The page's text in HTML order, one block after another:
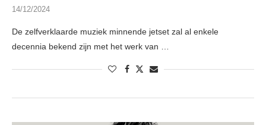
14/12/2024
De zelfverklaarde muziek minnende jetset zal al enkele
decennia bekend zijn met het werk van …